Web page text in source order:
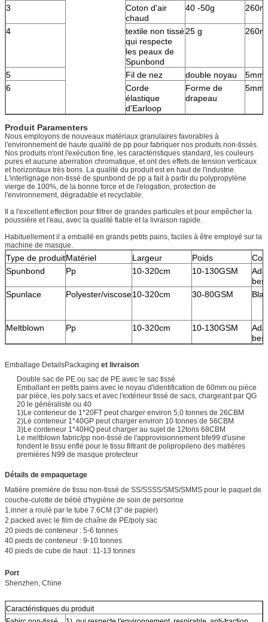
3
Coton d'air
chaud
40 -50g
4
textile non tissé
qui respecte
les peaux de
Spunbond
25 g
5 Fil de nez double noyau
5mm
6
Corde
élastique
d'Earloop
Forme de
drapeau
5mm
Produit Paramenters
Nous employons de nouveaux matériaux granulaires favorables à
l'environnement de haute qualité de pp pour fabriquer nos produits non-tissés.
Nos produits n'ont l'exécution fine, les caractéristiques standard, les couleurs
pures et aucune aberration chromatique, et ont des effets de tension verticaux
et horizontaux très bons. La qualité du produit est en haut de l'industrie.
L'interlignage non-tissé de spunbond de pp a fait à partir du polypropylène
vierge de 100%, de la bonne force et de l'elogation, protection de
l'environnement, dégradable et recyclable.
Il a l'excellent effection pour filtrer de grandes particules et pour empêcher la
poussière et l'eau, avec la qualité fiable et la livraison rapide.
Habituellement il a emballé en grands petits pains, faciles à être employé sur la
machine de masque.
Type de produitMatériel Largeur Poids
Spunbond
Pp 10-320cm 10-130GSM
Spunlace
Polyester/viscose10-320cm 30-80GSM
Meltblown Pp 10-320cm 10-130GSM
Emballage DetailsPackaging et livraison
Double sac de PE ou sac de PE avec le sac tissé
Emballant en petits pains avec le noyau d'identification de 60mm ou pièce
par pièce, les poly sacs et avec l'extérieur tissé de sacs, chargeant par QG
20 le généraliste ou 40
1)Le conteneur de 1*20FT peut charger environ 5,0 tonnes de 26CBM
2)Le conteneur 1*40GP peut charger environ 10 tonnes de 56CBM
3)Le conteneur 1*40HQ peut charger au sujet de 12tons 68CBM
Le meltblown fabric/pp non-tissé de l'approvisionnement bfe99 d'usine
fondent le tissu enflé pour le tissu filtrant de polipropileno des matières
premières N99 de masque protecteur
Détails de empaquetage
Matière première de tissu non-tissé de SS/SSSS/SMS/SMMS pour le paquet de
couche-culotte de bébé d'hygiène de soin de personne
1.inner a roulé par le tube 7.6CM (3" de papier)
2.packed avec le film de chaîne de PE/poly sac
20 pieds de conteneur : 5-6 tonnes
40 pieds de conteneur : 9-10 tonnes
40 pieds de cube de haut : 11-13 tonnes
Port
Shenzhen, Chine
Caractéristiques du produit